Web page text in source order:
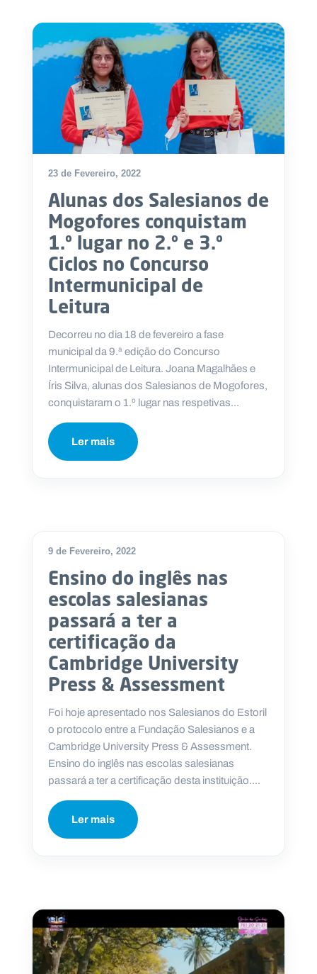
23 de Fevereiro, 2022
Alunas dos Salesianos de
Mogofores conquistam
1.º lugar no 2.º e 3.º
Ciclos no Concurso
Intermunicipal de
Leitura
Decorreu no dia 18 de fevereiro a fase
municipal da 9.ª edição do Concurso
Intermunicipal de Leitura. Joana Magalhães e
Íris Silva, alunas dos Salesianos de Mogofores,
conquistaram o 1.º lugar nas respetivas...
Ler mais
9 de Fevereiro, 2022
Ensino do inglês nas
escolas salesianas
passará a ter a
certificação da
Cambridge University
Press & Assessment
Foi hoje apresentado nos Salesianos do Estoril
o protocolo entre a Fundação Salesianos e a
Cambridge University Press & Assessment.
Ensino do inglês nas escolas salesianas
passará a ter a certificação desta instituição....
Ler mais